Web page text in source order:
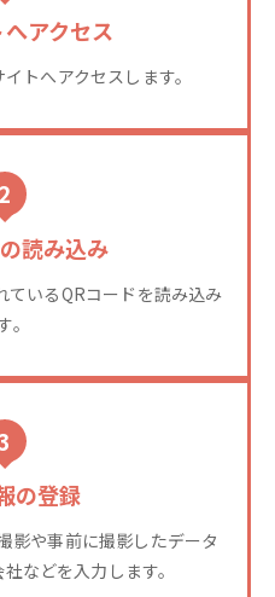
アクセス
トへアクセスします。
2
読み込み
ているQRコードを読み込み
。
の登録
影や事前に撮影したデータ
などを入力します。